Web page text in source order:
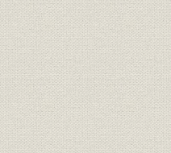
展望
と事業化―オゾナイザ開発とし尿処
展開―平板型オゾナイザの特長活か